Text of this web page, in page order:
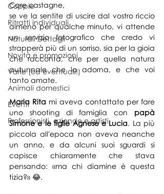
Coppie
Ritratti individuali
Naturali Dettagli
Novità e promozioni
Varie (ed eventuali!)
Animali domestici
Eventi
Professionisti, aziende e artisti
Care castagne,
se ve la sentite di uscire dal vostro riccio
almeno per qualche minuto, vi attende
un servizio fotografico che credo vi
strapperà più di un sorriso, sia per la gioia
che racconta, che per quella natura
autunnale che lo adorna, e che voi
tanto amate.
Maria Rita mi aveva contattato per fare
uno shooting di famiglia con papà
Simone e le figlie Agnese e Lucia. La più
piccola all'epoca non aveva neanche
un anno, e da alcuni suoi sguardi si
capisce chiaramente che stava
pensando: «ma chi diamine è questa
tizia?» 😂.